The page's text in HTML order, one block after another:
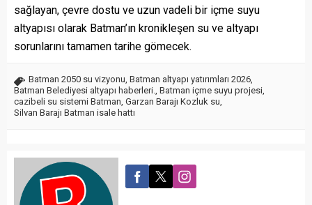
sağlayan, çevre dostu ve uzun vadeli bir içme suyu
altyapısı olarak Batman’ın kronikleşen su ve altyapı
sorunlarını tamamen tarihe gömecek.
Batman 2050 su vizyonu Batman altyapı yatırımları 2026
Batman Belediyesi altyapı haberleri. Batman içme suyu projesi
cazibeli su sistemi Batman Garzan Barajı Kozluk su
Silvan Barajı Batman isale hattı